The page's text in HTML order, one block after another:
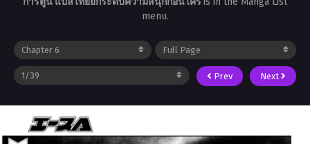
menu.
Prev Next